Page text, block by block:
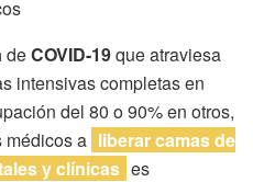
deCOVID-19que atraviesa
intensivas completas en
del 80 o 90% en otros,
médicos a liberar camas de
y clínicas es